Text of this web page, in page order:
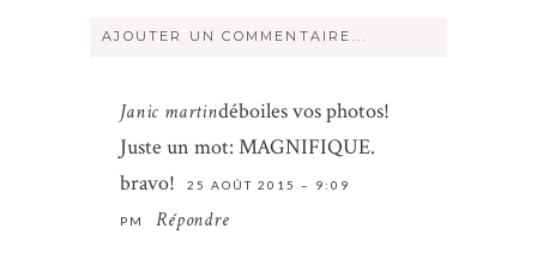
AJOUTER UN COMMENTAIRE...
publique Obligatoire *
Janic martindéboiles vos photos!
Juste un mot: MAGNIFIQUE.
bravo!
25 AOÛT 2015 – 9:09
PM Répondre